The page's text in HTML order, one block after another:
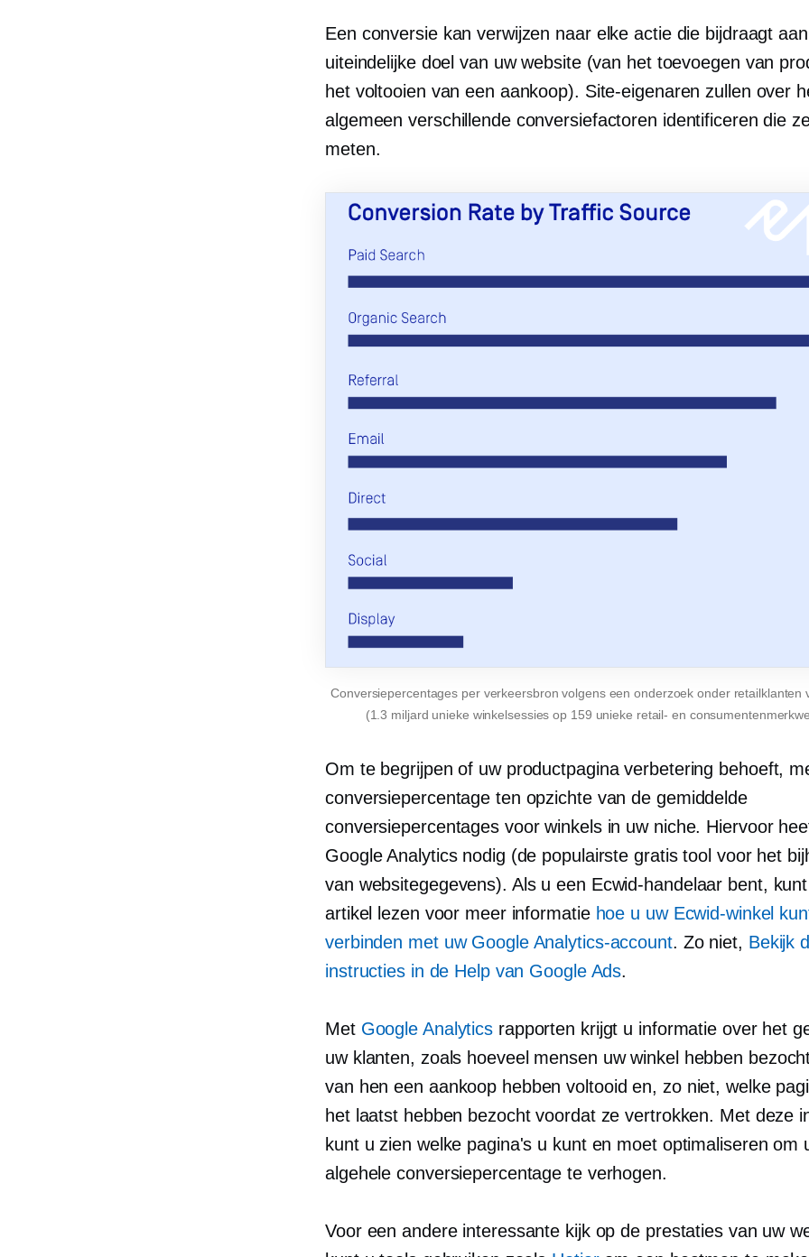
Een conversie kan verwijzen naar elke actie die bijdraagt
uiteindelijke doel van uw website (van het toevoegen van
het voltooien van een aankoop). Site-eigenaren zullen over
algemeen verschillende conversiefactoren identificeren die
meten.
Conversiepercentages per verkeersbron volgens een onderzoek onder retailklanten
(1.3 miljard unieke winkelsessies op 159 unieke retail- en
Om te begrijpen of uw productpagina verbetering behoeft,
conversiepercentage ten opzichte van de gemiddelde
conversiepercentages voor winkels in uw niche. Hiervoor
Google Analytics nodig (de populairste gratis tool voor het
van websitegegevens). Als u een Ecwid-handelaar bent,
artikel lezen voor meer informatie hoe u uw Ecwid-winkel
verbinden met uw Google Analytics-account. Zo niet, Bekijk
instructies in de Help van Google Ads.
Met Google Analytics rapporten krijgt u informatie over het
uw klanten, zoals hoeveel mensen uw winkel hebben
van hen een aankoop hebben voltooid en, zo niet, welke
het laatst hebben bezocht voordat ze vertrokken. Met deze
kunt u zien welke pagina's u kunt en moet optimaliseren om
algehele conversiepercentage te verhogen.
Voor een andere interessante kijk op de prestaties van uw